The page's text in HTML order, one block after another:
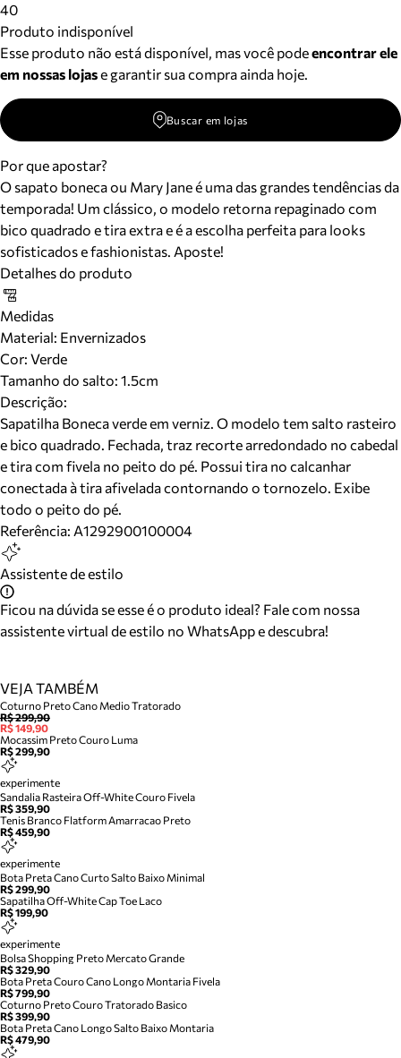
40
Produto indisponível
Esse produto não está disponível, mas você podeencontrar ele
em nossas lojase garantir sua compra ainda hoje.
Buscar em lojas
Por que apostar?
O sapato boneca ou Mary Jane é uma das grandes tendências da
temporada! Um clássico, o modelo retorna repaginado com
bico quadrado e tira extra e é a escolha perfeita para looks
sofisticados e fashionistas. Aposte!
Detalhes do produto
Medidas
Material: Envernizados
Cor: Verde
Tamanho do salto: 1.5cm
Descrição:
Sapatilha Boneca verde em verniz. O modelo tem salto rasteiro
e bico quadrado. Fechada, traz recorte arredondado no cabedal
e tira com fivela no peito do pé. Possui tira no calcanhar
conectada à tira afivelada contornando o tornozelo. Exibe
todo o peito do pé.
Referência: A1292900100004
Assistente de estilo
Ficou na dúvida se esse é o produto ideal? Fale com nossa
assistente virtual de estilo no WhatsApp e descubra!
VEJA TAMBÉM
Coturno Preto Cano Medio Tratorado
R$ 299,90
R$ 149,90
Mocassim Preto Couro Luma
R$ 299,90
experimente
Sandalia Rasteira Off-White Couro Fivela
R$ 359,90
Tenis Branco Flatform Amarracao Preto
R$ 459,90
experimente
Bota Preta Cano Curto Salto Baixo Minimal
R$ 299,90
Sapatilha Off-White Cap Toe Laco
R$ 199,90
experimente
Bolsa Shopping Preto Mercato Grande
R$ 329,90
Bota Preta Couro Cano Longo Montaria Fivela
R$ 799,90
Coturno Preto Couro Tratorado Basico
R$ 399,90
Bota Preta Cano Longo Salto Baixo Montaria
R$ 479,90